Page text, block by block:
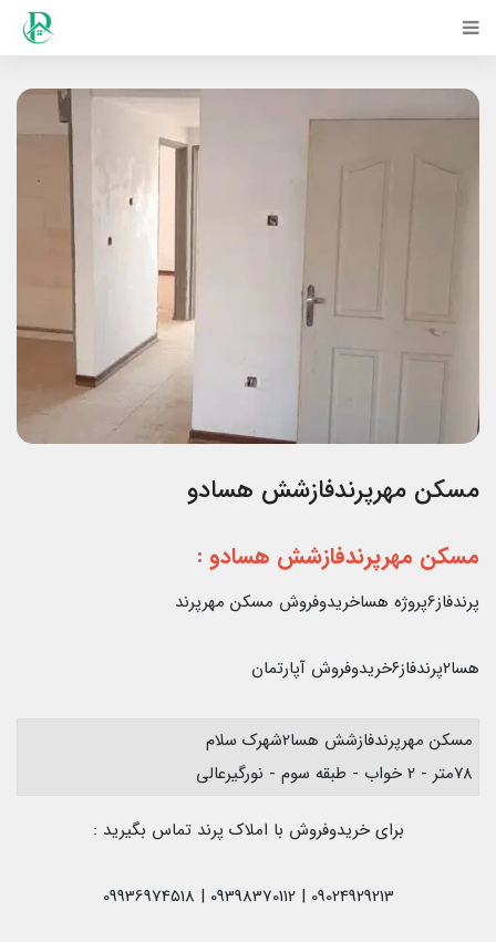
مسکن مهرپرندفازشش هسادو
مسکن مهرپرندفازشش هسادو :
پرندفاز6پروژه هساخریدوفروش مسکن مهرپرند
هسا۲پرندفاز۶خریدوفروش آپارتمان
مسکن مهرپرندفازشش هسا2شهرک سلام
۷۸متر - ۲ خواب - طبقه سوم - نورگیرعالی
برای خریدوفروش با املاک پرند تماس بگیرید :
09024929213 | 09398370112 | 09936974518